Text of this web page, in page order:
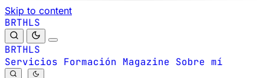
Skip to content
BRTHLS
BRTHLS
Servicios Formación Magazine Sobre mí